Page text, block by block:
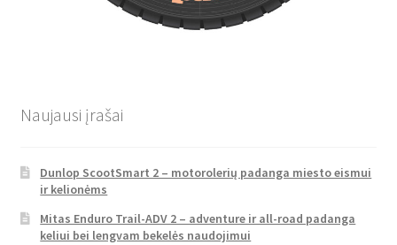
Naujausi įrašai
Dunlop ScootSmart 2 – motorolerių padanga miesto eismui
ir kelionėms
Mitas Enduro Trail-ADV 2 – adventure ir all-road padanga
keliui bei lengvam bekelės naudojimui